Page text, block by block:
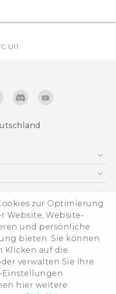
zur Optimierung
Website, Website-
und persönliche
bieten. Sie können
Klicken auf die
verwalten Sie Ihre
Einstellungen
hier weitere
U11‎
zur Sicherheit und
zur Sicherheit und
(Dual Nano-
manual
regulatory guide
SIM)
regulatory guide (Dual
SIM)